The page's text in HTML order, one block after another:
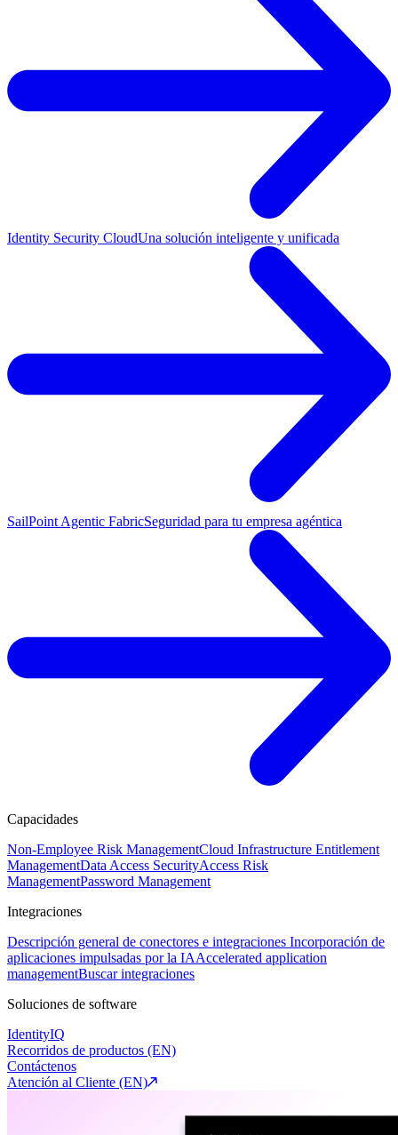
Identity Security CloudUna solución inteligente y unificada
SailPoint Agentic FabricSeguridad para tu empresa agéntica
Capacidades
Non-Employee Risk ManagementCloud Infrastructure Entitlement
ManagementData Access SecurityAccess Risk
ManagementPassword Management
Integraciones
Descripción general de conectores e integraciones Incorporación de
aplicaciones impulsadas por la IAAccelerated application
managementBuscar integraciones
Soluciones de software
IdentityIQ
Recorridos de productos (EN)
Contáctenos
Atención al Cliente (EN)